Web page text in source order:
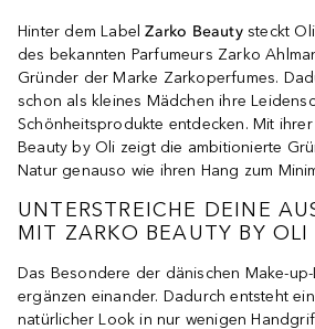
Hinter dem LabelZarko Beautysteckt
des bekannten Parfumeurs Zarko
Gründer der Marke Zarkoperfumes.
schon als kleines Mädchen ihre
Schönheitsprodukte entdecken. Mit
Beauty by Oli zeigt die ambitionierte
Natur genauso wie ihren Hang zum
UNTERSTREICHE DEINE
MIT ZARKO BEAUTY BY OLI
Das Besondere der dänischen Make-
ergänzen einander. Dadurch entsteht
natürlicher Look in nur wenigen